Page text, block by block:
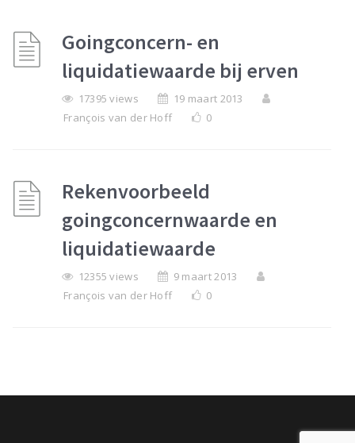
Goingconcern- en
liquidatiewaarde bij erven
17395 views
19 maart 2013
François van der Hoff
0
Rekenvoorbeeld
goingconcernwaarde en
liquidatiewaarde
12355 views
9 maart 2013
François van der Hoff
0